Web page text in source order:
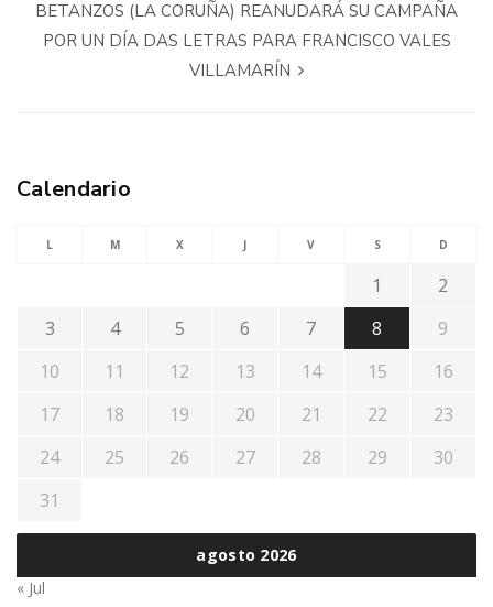
BETANZOS (LA CORUÑA) REANUDARÁ SU CAMPAÑA
POR UN DÍA DAS LETRAS PARA FRANCISCO VALES
VILLAMARÍN
Calendario
agosto 2026
L M X J V S D
1
2
3
4 5 6 7 8
9
10
11 12 13 14 15
16
17
18 19 20 21 22
23
24
25 26 27 28 29
30
31
« Jul